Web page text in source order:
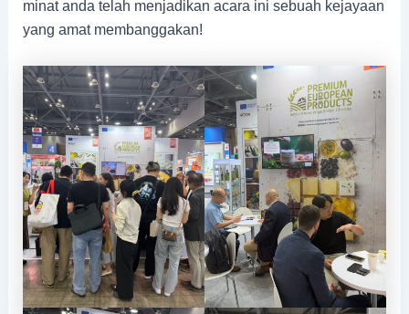
minat anda telah menjadikan acara ini sebuah kejayaan
yang amat membanggakan!